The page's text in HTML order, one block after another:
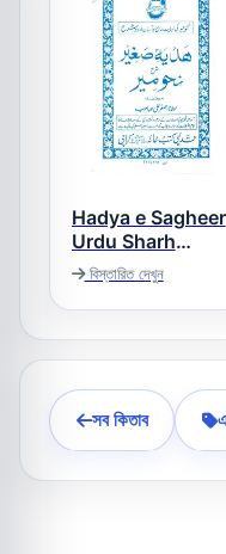
Hadya e Sagheer
Urdu Sharh
Nahwmeer ھدیہ
صغیر اردو شرح
نحومیر
বিস্তারিত দেখুন
সব কিতাব